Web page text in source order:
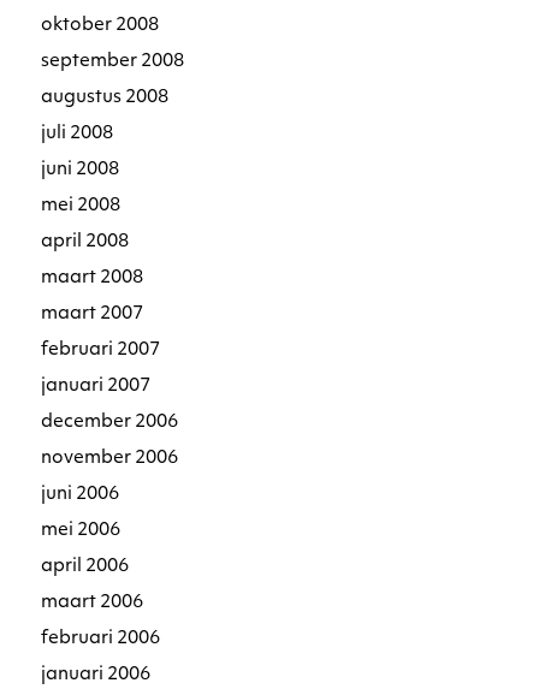
oktober 2008
september 2008
augustus 2008
juli 2008
juni 2008
mei 2008
april 2008
maart 2008
maart 2007
februari 2007
januari 2007
december 2006
november 2006
juni 2006
mei 2006
april 2006
maart 2006
februari 2006
januari 2006